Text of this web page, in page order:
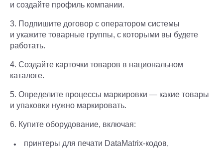
и создайте профиль компании.
3. Подпишите договор с оператором системы
и укажите товарные группы, с которыми вы будете
работать.
4. Создайте карточки товаров в национальном
каталоге.
5. Определите процессы маркировки — какие товары
и упаковки нужно маркировать.
6. Купите оборудование, включая:
принтеры для печати DataMatrix-кодов,